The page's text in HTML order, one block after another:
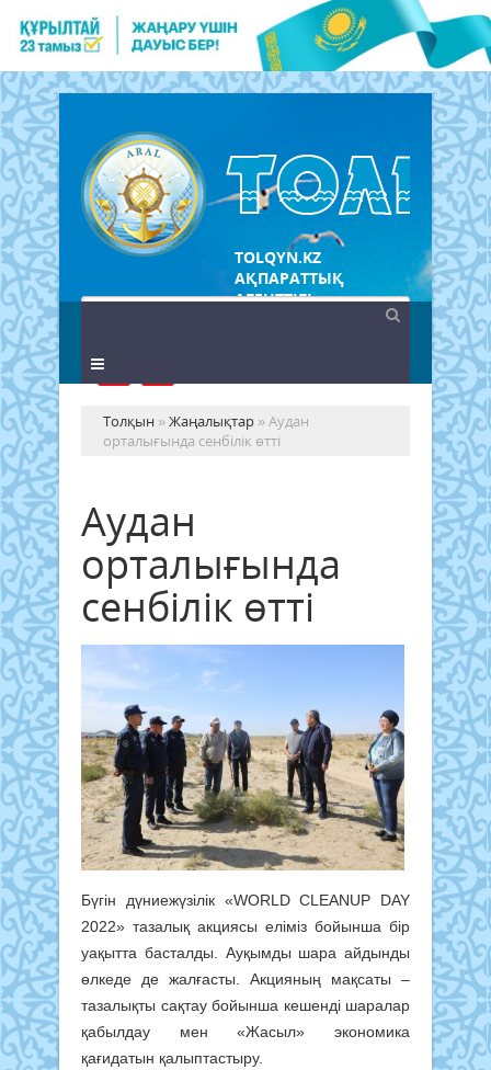
TOLQYN.KZ
АҚПАРАТТЫҚ
АГЕНТТІГІ
Толқын »Жаңалықтар » Аудан
орталығында сенбілік өтті
Аудан
орталығында
сенбілік өтті
Бүгін дүниежүзілік «WORLD СLEANUP DAY
2022» тазалық акциясы еліміз бойынша бір
уақытта басталды. Ауқымды шара айдынды
өлкеде де жалғасты. Акцияның мақсаты –
тазалықты сақтау бойынша кешенді шаралар
қабылдау мен «Жасыл» экономика
қағидатын қалыптастыру.